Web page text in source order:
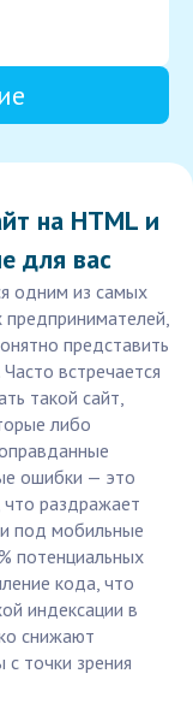
на HTML и
для вас
одним из самых
представить
встречается
такой сайт,
либо
ошибки — это
раздражает
под мобильные
потенциальных
кода, что
индексации в
снижают
точки зрения